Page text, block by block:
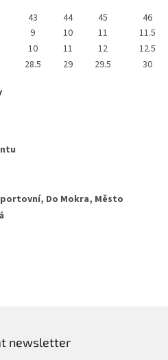
43 44 45
46
9 10 11
11.5
10 11 12
12.5
28.5 29 29.5 30
Do Mokra, Město
newsletter